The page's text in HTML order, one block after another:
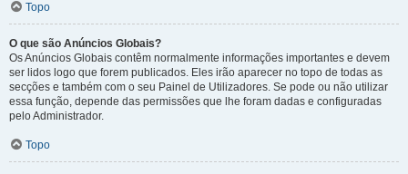
Topo
O que são Anúncios Globais?
Os Anúncios Globais contêm normalmente informações importantes e devem
ser lidos logo que forem publicados. Eles irão aparecer no topo de todas as
secções e também com o seu Painel de Utilizadores. Se pode ou não utilizar
essa função, depende das permissões que lhe foram dadas e configuradas
pelo Administrador.
Topo